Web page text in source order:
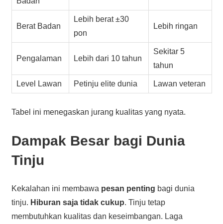
Berat Badan
Lebih berat ±30
pon
Lebih ringan
Pengalaman Lebih dari 10 tahun
Sekitar 5
tahun
Level Lawan Petinju elite dunia Lawan veteran
Tabel ini menegaskan jurang kualitas yang nyata.
Dampak Besar bagi Dunia
Tinju
Kekalahan ini membawa pesan penting bagi dunia
tinju. Hiburan saja tidak cukup. Tinju tetap
membutuhkan kualitas dan keseimbangan. Laga